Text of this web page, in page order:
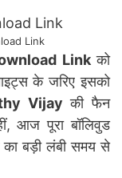
Link
Linkको
के जरिए इसको
Vijayकी फैन
आज पूरा बॉलिवुड
का बड़ी लंबी समय से